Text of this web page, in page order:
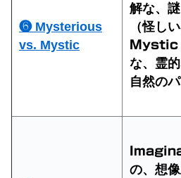
❻ Mysterious
vs. Mystic
解な、
（怪し
Mystic
な、霊
自然のパ
の、想